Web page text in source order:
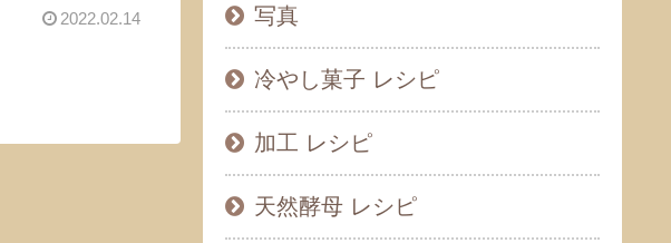
2022.02.14 写真
冷やし菓子 レシピ
加工 レシピ
天然酵母 レシピ